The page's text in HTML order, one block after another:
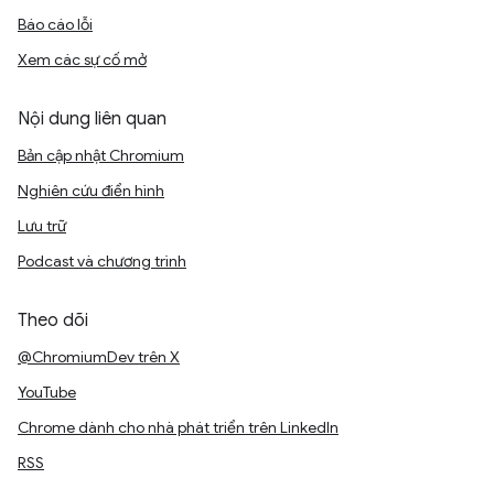
Báo cáo lỗi
Xem các sự cố mở
Nội dung liên quan
Bản cập nhật Chromium
Nghiên cứu điển hình
Lưu trữ
Podcast và chương trình
Theo dõi
@ChromiumDev trên X
YouTube
Chrome dành cho nhà phát triển trên LinkedIn
RSS